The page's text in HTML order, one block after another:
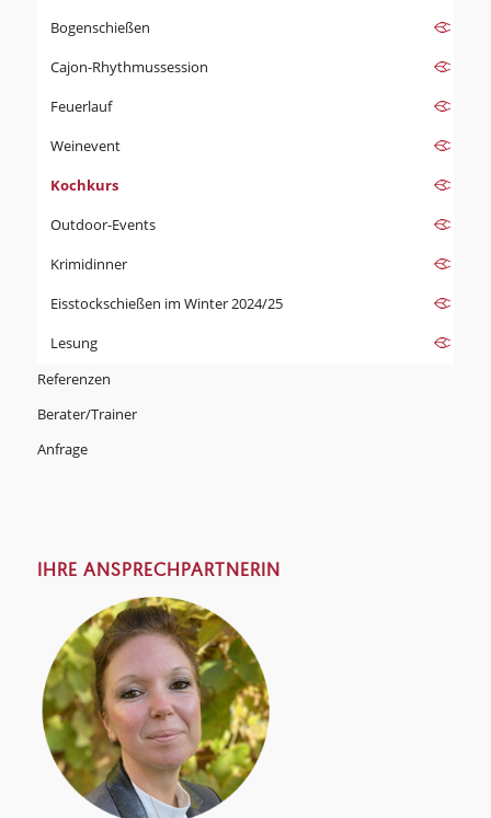
Bogenschießen
Cajon-Rhythmussession
Feuerlauf
Weinevent
Kochkurs
Outdoor-Events
Krimidinner
Eisstockschießen im Winter 2024/25
Lesung
Referenzen
Berater/Trainer
Anfrage
IHRE ANSPRECHPARTNERIN